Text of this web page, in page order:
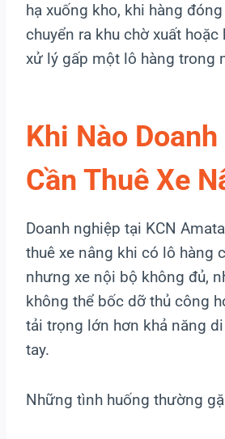
hạ xuống kho, khi hàng
chuyển ra khu chờ xuất
xử lý gấp một lô hàng trong
Khi Nào
Cần Thuê Xe
Doanh nghiệp tại KCN
thuê xe nâng khi có lô hàng
nhưng xe nội bộ không đủ,
không thể bốc dỡ thủ công
tải trọng lớn hơn khả năng
tay.
Những tình huống thường